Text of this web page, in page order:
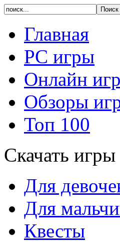
Главная
PC игры
Онлайн
Обзоры
Топ 100
Скачать игры
Для
Для
Квесты